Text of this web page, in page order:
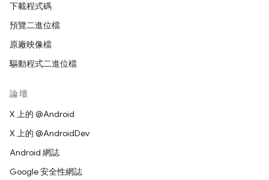
下載程式碼
預覽二進位檔
原廠映像檔
驅動程式二進位檔
論壇
X 上的 @Android
X 上的 @AndroidDev
Android 網誌
Google 安全性網誌